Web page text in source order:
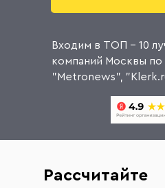
Входим в ТОП - 10
компаний Москвы
"Metronews",
Рассчитайте